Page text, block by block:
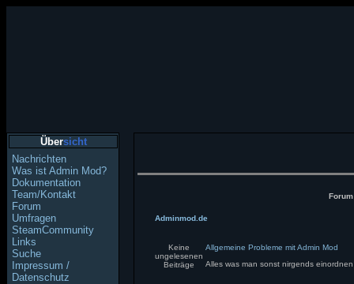
Übersicht
Nachrichten
Was ist Admin Mod?
Dokumentation
Team/Kontakt
Forum
Umfragen
SteamCommunity
Links
Suche
Impressum /
Datenschutz
Adminmod.de
Keine
ungelesenen
Beiträge
Allgemeine Probleme mit Admin Mod
Alles was man sonst nirgends